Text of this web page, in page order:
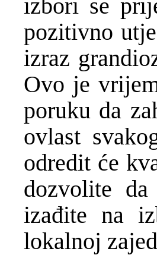
izbori se
pozitivno
izraz
Ovo je
poruku da
ovlast
odredit će
dozvolite
izađite na
lokalnoj